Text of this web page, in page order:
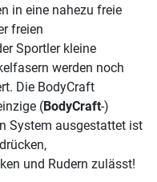
in eine nahezu freie
freien
Sportler kleine
werden noch
Die BodyCraft
(BodyCraft-)
System ausgestattet ist
und Rudern zulässt!